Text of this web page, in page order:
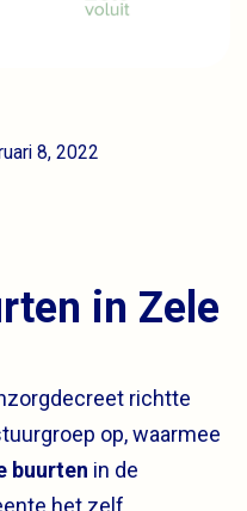
8, 2022
in Zele
richtte
op, waarmee
buurten in de
het zelf